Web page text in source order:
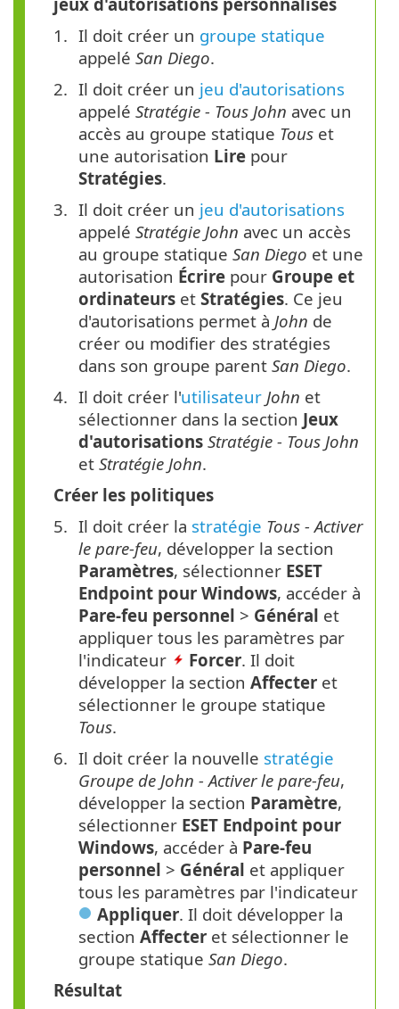
Il doit créer un groupe statique
appelé San Diego.
Il doit créer un jeu d'autorisations
appelé Stratégie - Tous John avec un
accès au groupe statique Tous et
une autorisation Lire pour
Stratégies.
Il doit créer un jeu d'autorisations
appelé Stratégie John avec un accès
au groupe statique San Diego et une
autorisation Écrire pour Groupe et
ordinateurs et Stratégies. Ce jeu
d'autorisations permet à John de
créer ou modifier des stratégies
dans son groupe parent San Diego.
Il doit créer l'utilisateur John et
sélectionner dans la section Jeux
d'autorisations Stratégie - Tous John
et Stratégie John.
Créer les politiques
Il doit créer la stratégie Tous - Activer
le pare-feu, développer la section
Paramètres, sélectionner ESET
Endpoint pour Windows, accéder à
Pare-feu personnel > Général et
appliquer tous les paramètres par
l'indicateur
Forcer. Il doit
développer la section Affecter et
sélectionner le groupe statique
Tous.
Il doit créer la nouvelle stratégie
Groupe de John - Activer le pare-feu,
développer la section Paramètre,
sélectionner ESET Endpoint pour
Windows, accéder à Pare-feu
personnel > Général et appliquer
tous les paramètres par l'indicateur
Appliquer. Il doit développer la
section Affecter et sélectionner le
groupe statique San Diego.
Résultat